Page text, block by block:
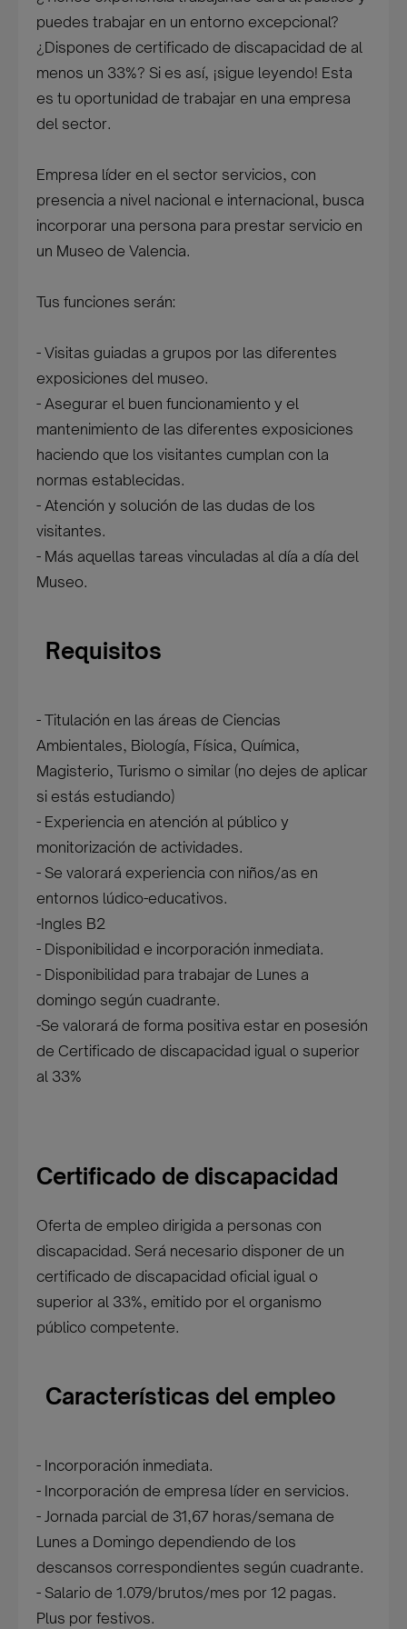
puedes trabajar en un entorno excepcional?
¿Dispones de certificado de discapacidad de al
menos un 33%? Si es así, ¡sigue leyendo! Esta
es tu oportunidad de trabajar en una empresa
del sector.
Empresa líder en el sector servicios, con
presencia a nivel nacional e internacional, busca
incorporar una persona para prestar servicio en
un Museo de Valencia.
Tus funciones serán:
- Visitas guiadas a grupos por las diferentes
exposiciones del museo.
- Asegurar el buen funcionamiento y el
mantenimiento de las diferentes exposiciones
haciendo que los visitantes cumplan con la
normas establecidas.
- Atención y solución de las dudas de los
visitantes.
- Más aquellas tareas vinculadas al día a día del
Museo.
Requisitos
- Titulación en las áreas de Ciencias
Ambientales, Biología, Física, Química,
Magisterio, Turismo o similar (no dejes de aplicar
si estás estudiando)
- Experiencia en atención al público y
monitorización de actividades.
- Se valorará experiencia con niños/as en
entornos lúdico-educativos.
-Ingles B2
- Disponibilidad e incorporación inmediata.
- Disponibilidad para trabajar de Lunes a
domingo según cuadrante.
-Se valorará de forma positiva estar en posesión
de Certificado de discapacidad igual o superior
al 33%
Certificado de discapacidad
Oferta de empleo dirigida a personas con
discapacidad. Será necesario disponer de un
certificado de discapacidad oficial igual o
superior al 33%, emitido por el organismo
público competente.
Características del empleo
- Incorporación inmediata.
- Incorporación de empresa líder en servicios.
- Jornada parcial de 31,67 horas/semana de
Lunes a Domingo dependiendo de los
descansos correspondientes según cuadrante.
- Salario de 1.079/brutos/mes por 12 pagas.
Plus por festivos.